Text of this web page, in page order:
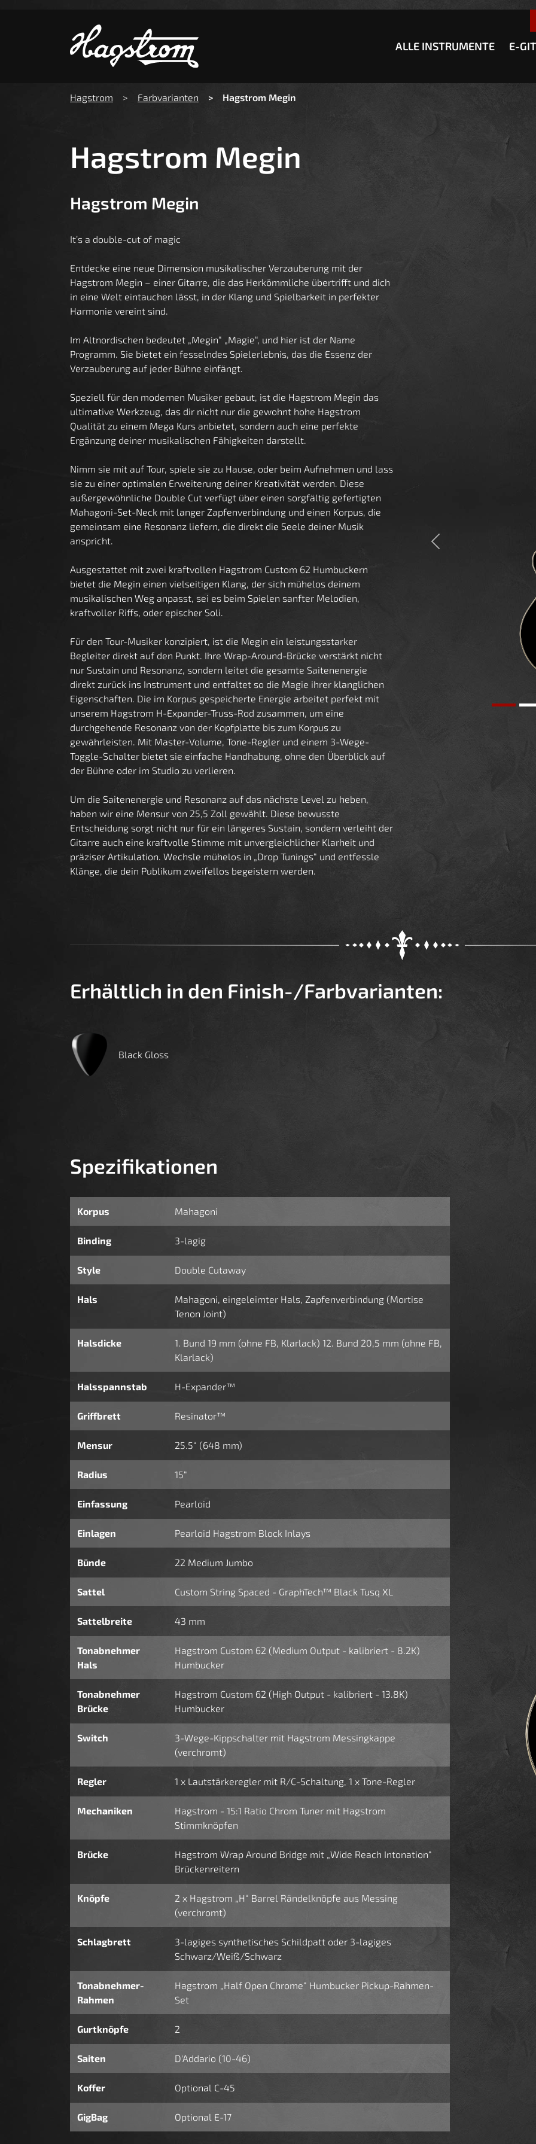
Zeige besser passende Version dieser SeiteDiese Meldung nicht
ALLE INSTRUMENTE E-
Hagstrom Farbvarianten Hagstrom Megin
Hagstrom Megin
Hagstrom Megin
It’s a double-cut of magic
Entdecke eine neue Dimension musikalischer Verzauberung mit der
Hagstrom Megin – einer Gitarre, die das Herkömmliche übertrifft und dich
in eine Welt eintauchen lässt, in der Klang und Spielbarkeit in perfekter
Harmonie vereint sind.
Im Altnordischen bedeutet „Megin“ „Magie“, und hier ist der Name
Programm. Sie bietet ein fesselndes Spielerlebnis, das die Essenz der
Verzauberung auf jeder Bühne einfängt.
Speziell für den modernen Musiker gebaut, ist die Hagstrom Megin das
ultimative Werkzeug, das dir nicht nur die gewohnt hohe Hagstrom
Qualität zu einem Mega Kurs anbietet, sondern auch eine perfekte
Ergänzung deiner musikalischen Fähigkeiten darstellt.
Nimm sie mit auf Tour, spiele sie zu Hause, oder beim Aufnehmen und lass
sie zu einer optimalen Erweiterung deiner Kreativität werden. Diese
außergewöhnliche Double Cut verfügt über einen sorgfältig gefertigten
Mahagoni-Set-Neck mit langer Zapfenverbindung und einen Korpus, die
gemeinsam eine Resonanz liefern, die direkt die Seele deiner Musik
anspricht.
Ausgestattet mit zwei kraftvollen Hagstrom Custom 62 Humbuckern
bietet die Megin einen vielseitigen Klang, der sich mühelos deinem
musikalischen Weg anpasst, sei es beim Spielen sanfter Melodien,
kraftvoller Riffs, oder epischer Soli.
Für den Tour-Musiker konzipiert, ist die Megin ein leistungsstarker
Begleiter direkt auf den Punkt. Ihre Wrap-Around-Brücke verstärkt nicht
nur Sustain und Resonanz, sondern leitet die gesamte Saitenenergie
direkt zurück ins Instrument und entfaltet so die Magie ihrer klanglichen
Eigenschaften. Die im Korpus gespeicherte Energie arbeitet perfekt mit
unserem Hagstrom H-Expander-Truss-Rod zusammen, um eine
durchgehende Resonanz von der Kopfplatte bis zum Korpus zu
gewährleisten. Mit Master-Volume, Tone-Regler und einem 3-Wege-
Toggle-Schalter bietet sie einfache Handhabung, ohne den Überblick auf
der Bühne oder im Studio zu verlieren.
Um die Saitenenergie und Resonanz auf das nächste Level zu heben,
haben wir eine Mensur von 25,5 Zoll gewählt. Diese bewusste
Entscheidung sorgt nicht nur für ein längeres Sustain, sondern verleiht der
Gitarre auch eine kraftvolle Stimme mit unvergleichlicher Klarheit und
präziser Artikulation. Wechsle mühelos in „Drop Tunings“ und entfessle
Klänge, die dein Publikum zweifellos begeistern werden.
Previous
Erhältlich in den Finish-/Farbvarianten:
Black Gloss
Spezifikationen
Korpus Mahagoni
Binding 3-lagig
Style Double Cutaway
Hals
Mahagoni, eingeleimter Hals, Zapfenverbindung (Mortise
Tenon Joint)
Halsdicke
1. Bund 19 mm (ohne FB, Klarlack) 12. Bund 20,5 mm (ohne FB,
Klarlack)
Halsspannstab H-Expander™
Griffbrett Resinator™
Mensur 25.5“ (648 mm)
Radius 15“
Einfassung Pearloid
Einlagen Pearloid Hagstrom Block Inlays
Bünde 22 Medium Jumbo
Sattel Custom String Spaced - GraphTech™ Black Tusq XL
Sattelbreite 43 mm
Tonabnehmer
Hals
Hagstrom Custom 62 (Medium Output - kalibriert - 8.2K)
Humbucker
Tonabnehmer
Brücke
Hagstrom Custom 62 (High Output - kalibriert - 13.8K)
Humbucker
Switch
3-Wege-Kippschalter mit Hagstrom Messingkappe
(verchromt)
Regler 1 x Lautstärkeregler mit R/C-Schaltung, 1 x Tone-Regler
Mechaniken
Hagstrom - 15:1 Ratio Chrom Tuner mit Hagstrom
Stimmknöpfen
Brücke
Hagstrom Wrap Around Bridge mit „Wide Reach Intonation“
Brückenreitern
Knöpfe
2 x Hagstrom „H“ Barrel Rändelknöpfe aus Messing
(verchromt)
Schlagbrett
3-lagiges synthetisches Schildpatt oder 3-lagiges
Schwarz/Weiß/Schwarz
Tonabnehmer-
Rahmen
Hagstrom „Half Open Chrome“ Humbucker Pickup-Rahmen-
Set
Gurtknöpfe 2
Saiten D'Addario (10-46)
Koffer Optional C-45
GigBag Optional E-17